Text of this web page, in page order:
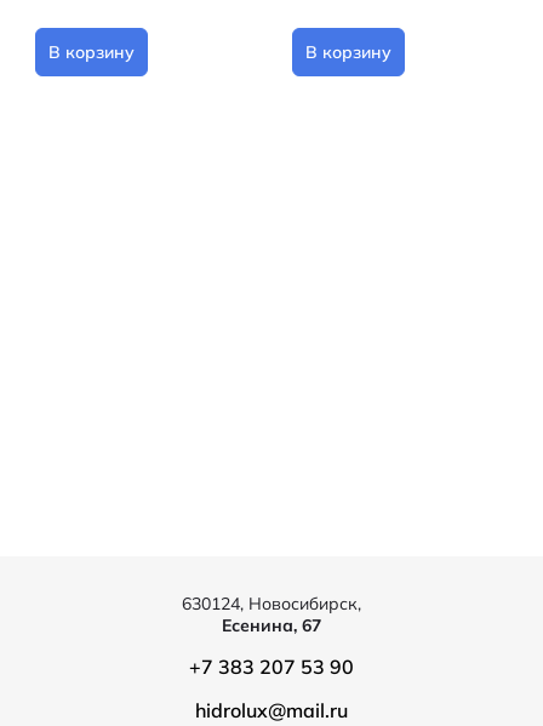
В корзину В корзину
630124, Новосибирск,
Есенина, 67
+7 383 207 53 90
hidrolux@mail.ru